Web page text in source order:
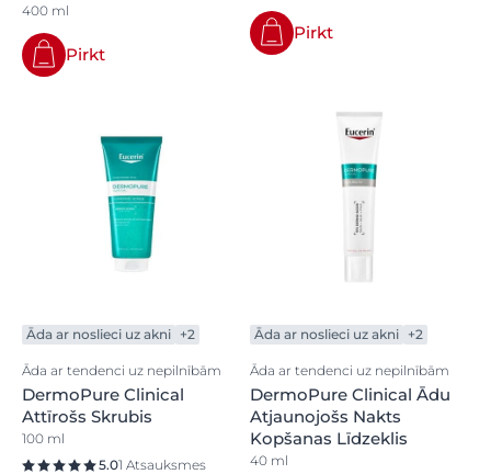
400 ml
Pirkt
Pirkt
Āda ar noslieci uz akni +2
Āda ar tendenci uz nepilnībām
DermoPure Clinical
Attīrošs Skrubis
100 ml
5.01 Atsauksmes
Āda ar noslieci uz akni +2
Āda ar tendenci uz nepilnībām
DermoPure Clinical Ādu
Atjaunojošs Nakts
Kopšanas Līdzeklis
40 ml